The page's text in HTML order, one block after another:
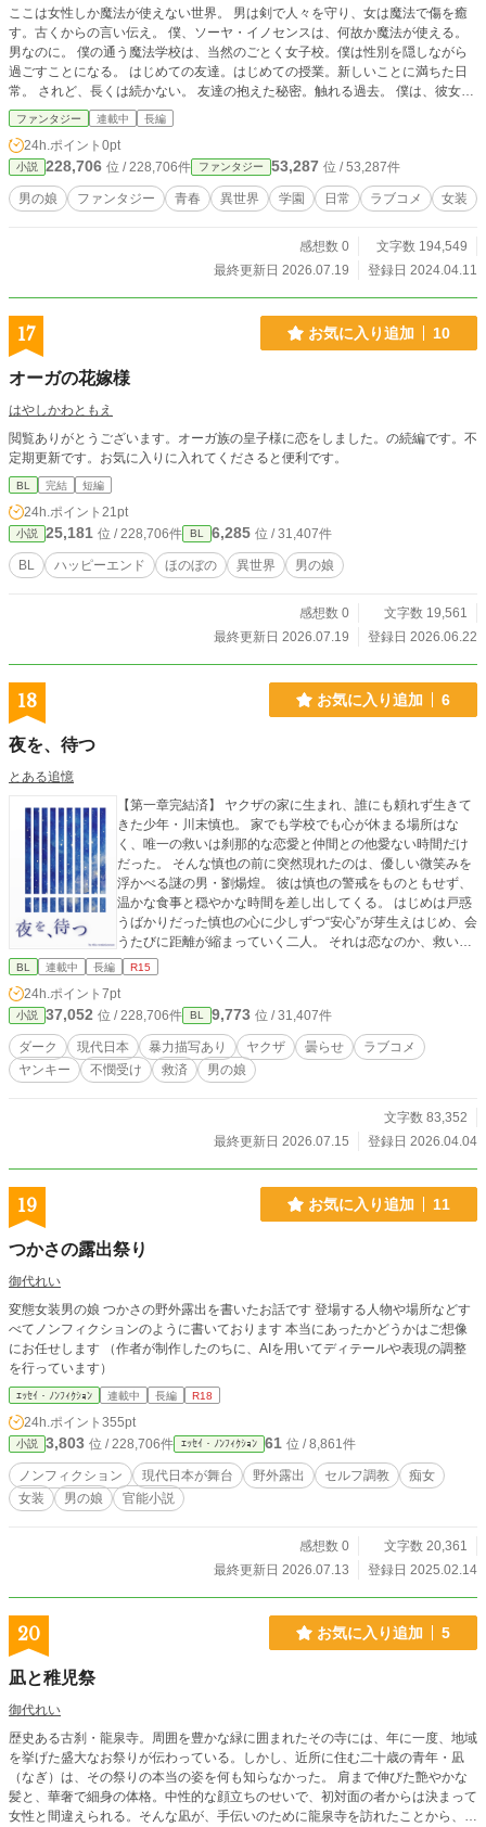
ここは女性しか魔法が使えない世界。 男は剣で人々を守り、女は魔法で傷を癒
す。古くからの言い伝え。 僕、ソーヤ・イノセンスは、何故か魔法が使える。
男なのに。 僕の通う魔法学校は、当然のごとく女子校。僕は性別を隠しながら
過ごすことになる。 はじめての友達。はじめての授業。新しいことに満ちた日
常。 されど、長くは続かない。 友達の抱えた秘密。触れる過去。 僕は、彼女た
ちのために魔法を振るう。ただ、救えるものを救うために。 ——この日常を、
守り抜くために。 小説家になろう・カクヨム・ネオページ・pixiv・アルファポ
リスにて掲載中。 同人で電子書籍化しました！ 同人電子版「オトメマジカル 〜
Love & Trap Syndrome〜」好評発売中。
ファンタジー 連載中 長編
24h.ポイント 0pt
小説 228,706 位 / 228,706件 ファンタジー 53,287 位 / 53,287件
男の娘 ファンタジー 青春 異世界 学園 日常 ラブコメ 女装
感想数 0
文字数 194,549
最終更新日 2026.07.19
登録日 2024.04.11
17 お気に入り追加 10
オーガの花嫁様
はやしかわともえ
閲覧ありがとうございます。オーガ族の皇子様に恋をしました。の続編です。不
定期更新です。お気に入りに入れてくださると便利です。
BL 完結 短編
24h.ポイント 21pt
小説 25,181 位 / 228,706件 BL 6,285 位 / 31,407件
BL ハッピーエンド ほのぼの 異世界 男の娘
感想数 0
文字数 19,561
最終更新日 2026.07.19
登録日 2026.06.22
18 お気に入り追加 6
夜を、待つ
とある追憶
【第一章完結済】 ヤクザの家に生まれ、誰にも頼れず生きて
きた少年・川末慎也。 家でも学校でも心が休まる場所はな
く、唯一の救いは刹那的な恋愛と仲間との他愛ない時間だけ
だった。 そんな慎也の前に突然現れたのは、優しい微笑みを
浮かべる謎の男・劉煬煌。 彼は慎也の警戒をものともせず、
温かな食事と穏やかな時間を差し出してくる。 はじめは戸惑
うばかりだった慎也の心に少しずつ“安心”が芽生えはじめ、会
うたびに距離が縮まっていく二人。 それは恋なのか、救いな
のか——。 孤独な少年と、不思議な優しさを持つ男の出会い
て、空気が少しずつ沈んでいきます。嫌な予感がしたら、そ
の直感を大事にして、無理せず読書を止めてください。※※
※直接的な性描写はありませんが、暴力表現があります。 ※
表紙及び地の文の表現の整形に生成AIを使用しています。 ※
本作はpixiv掲載作品の再掲です。 https://www.pixiv.net/novel/
ンです。作中に登場する団体・人物・事件などはすべて架空
であり、実在のものとは関係ありません。 描写は複数の資料
BL 連載中 長編 R15
24h.ポイント 7pt
小説 37,052 位 / 228,706件 BL 9,773 位 / 31,407件
ダーク 現代日本 暴力描写あり ヤクザ 曇らせ
ラブコメ
ヤンキー
不憫受け 救済 男の娘
文字数 83,352
最終更新日 2026.07.15
登録日 2026.04.04
19 お気に入り追加 11
つかさの露出祭り
御代れい
変態女装男の娘 つかさの野外露出を書いたお話です 登場する人物や場所などす
べてノンフィクションのように書いております 本当にあったかどうかはご想像
にお任せします （作者が制作したのちに、AIを用いてディテールや表現の調整
を行っています）
ｴｯｾｲ・ﾉﾝﾌｨｸｼｮﾝ 連載中 長編 R18
24h.ポイント 355pt
小説 3,803 位 / 228,706件 ｴｯｾｲ・ﾉﾝﾌｨｸｼｮﾝ 61 位 / 8,861件
ノンフィクション 現代日本が舞台 野外露出 セルフ調教
痴女
女装
男の娘 官能小説
感想数 0
文字数 20,361
最終更新日 2026.07.13
登録日 2025.02.14
20 お気に入り追加 5
凪と稚児祭
御代れい
歴史ある古刹・龍泉寺。周囲を豊かな緑に囲まれたその寺には、年に一度、地域
を挙げた盛大なお祭りが伝わっている。しかし、近所に住む二十歳の青年・凪
（なぎ）は、その祭りの本当の姿を何も知らなかった。 肩まで伸びた艶やかな
髪と、華奢で細身の体格。中性的な顔立ちのせいで、初対面の者からは決まって
女性と間違えられる。そんな凪が、手伝いのために龍泉寺を訪れたことから、彼